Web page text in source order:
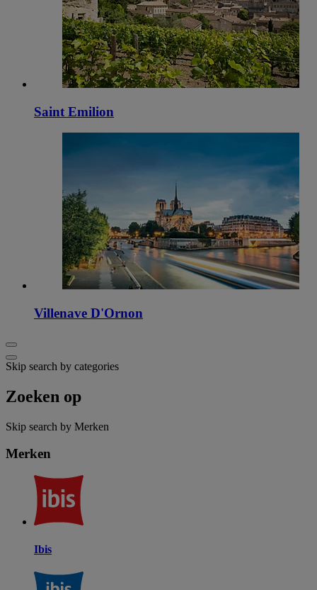
Saint Emilion
Villenave D'Ornon
Skip search by categories
Zoeken op
Skip search by Merken
Merken
Ibis